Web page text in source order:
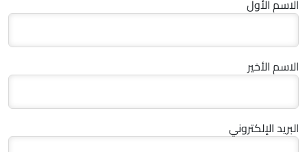
الاسم الأول
الاسم الأخير
البريد الإلكتروني